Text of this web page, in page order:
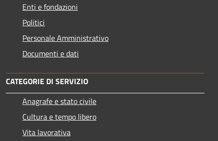
Enti e fondazioni
Politici
Personale Amministrativo
Documenti e dati
CATEGORIE DI SERVIZIO
Anagrafe e stato civile
Cultura e tempo libero
Vita lavorativa